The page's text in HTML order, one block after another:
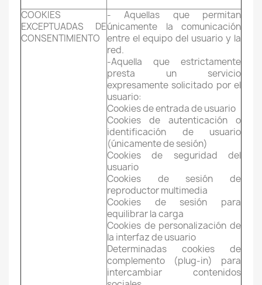
COOKIES
EXCEPTUADAS DE
CONSENTIMIENTO
- Aquellas que permitan
únicamente la comunicación
entre el equipo del usuario y la
red.
-Aquella que estrictamente
presta un servicio
expresamente solicitado por el
usuario:
Cookies de entrada de usuario
Cookies de autenticación o
identificación de usuario
(únicamente de sesión)
Cookies de seguridad del
usuario
Cookies de sesión de
reproductor multimedia
Cookies de sesión para
equilibrar la carga
Cookies de personalización de
la interfaz de usuario
Determinadas cookies de
complemento (plug-in) para
intercambiar contenidos